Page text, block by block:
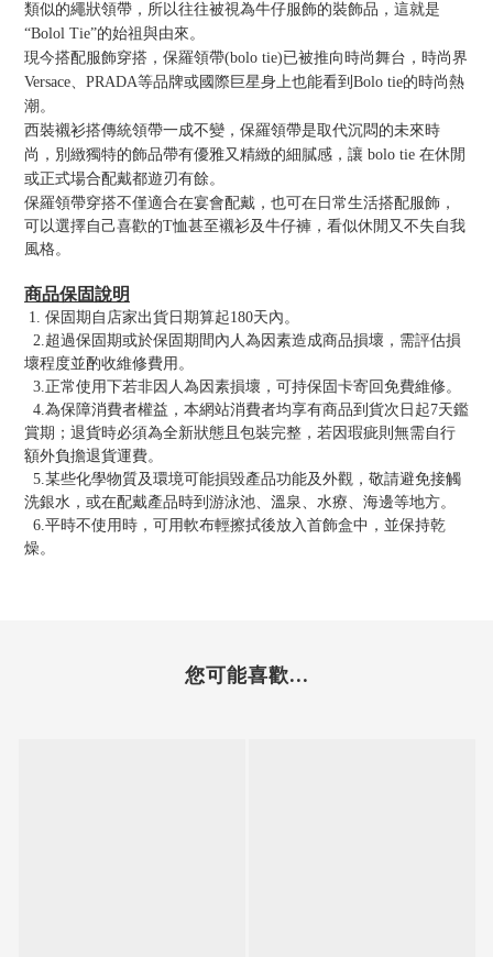
類似的繩狀領帶，所以往往被視為牛仔服飾的裝飾品，這就是
“Bolol Tie”的始祖與由來。
現今搭配服飾穿搭，保羅領帶(bolo tie)已被推向時尚舞台，時尚界
Versace、PRADA等品牌或國際巨星身上也能看到Bolo tie的時尚熱
潮。
西裝襯衫搭傳統領帶一成不變，保羅領帶是取代沉悶的未來時
尚，別緻獨特的飾品帶有優雅又精緻的細膩感，讓 bolo tie 在休閒
或正式場合配戴都遊刃有餘。
保羅領帶穿搭不僅適合在宴會配戴，也可在日常生活搭配服飾，
可以選擇自己喜歡的T恤甚至襯衫及牛仔褲，看似休閒又不失自我
風格。
商品保固說明
1. 保固期自店家出貨日期算起180天內。
2.超過保固期或於保固期間內人為因素造成商品損壞，需評估損
壞程度並酌收維修費用。
3.正常使用下若非因人為因素損壞，可持保固卡寄回免費維修。
4.為保障消費者權益，本網站消費者均享有商品到貨次日起7天鑑
賞期；退貨時必須為全新狀態且包裝完整，若因瑕疵則無需自行
額外負擔退貨運費。
5.某些化學物質及環境可能損毀產品功能及外觀，敬請避免接觸
洗銀水，或在配戴產品時到游泳池、溫泉、水療、海邊等地方。
6.平時不使用時，可用軟布輕擦拭後放入首飾盒中，並保持乾
燥。
您可能喜歡...